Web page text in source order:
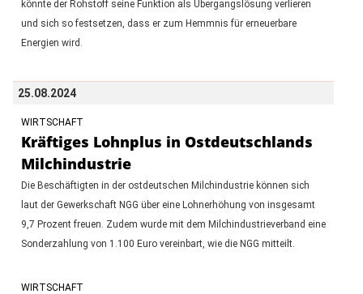
könnte der Rohstoff seine Funktion als Übergangslösung verlieren
und sich so festsetzen, dass er zum Hemmnis für erneuerbare
Energien wird.
25.08.2024
WIRTSCHAFT
Kräftiges Lohnplus in Ostdeutschlands
Milchindustrie
Die Beschäftigten in der ostdeutschen Milchindustrie können sich
laut der Gewerkschaft NGG über eine Lohnerhöhung von insgesamt
9,7 Prozent freuen. Zudem wurde mit dem Milchindustrieverband eine
Sonderzahlung von 1.100 Euro vereinbart, wie die NGG mitteilt.
WIRTSCHAFT